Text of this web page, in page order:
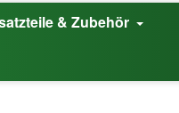
& Zubehör